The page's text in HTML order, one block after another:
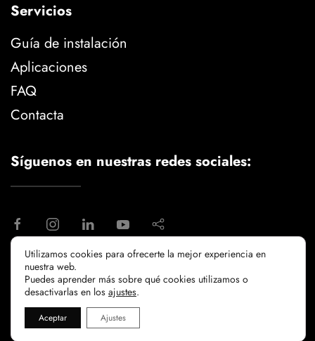
Servicios
Guía de instalación
Aplicaciones
FAQ
Contacta
Síguenos en nuestras redes sociales:
aviso legal
politica de privacidad
politicia de cookies
Utilizamos cookies para ofrecerte la mejor experiencia en
nuestra web.
Puedes aprender más sobre qué cookies utilizamos o
desactivarlas en los ajustes.
Aceptar Ajustes